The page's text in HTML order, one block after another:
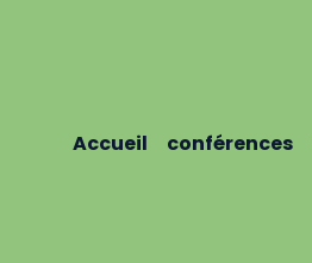
Accueil conférences